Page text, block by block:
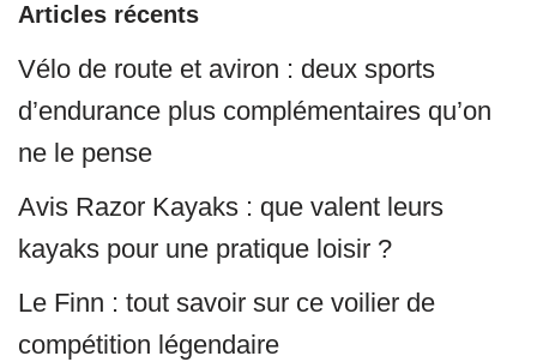
Articles récents
Vélo de route et aviron : deux sports
d’endurance plus complémentaires qu’on
ne le pense
Avis Razor Kayaks : que valent leurs
kayaks pour une pratique loisir ?
Le Finn : tout savoir sur ce voilier de
compétition légendaire